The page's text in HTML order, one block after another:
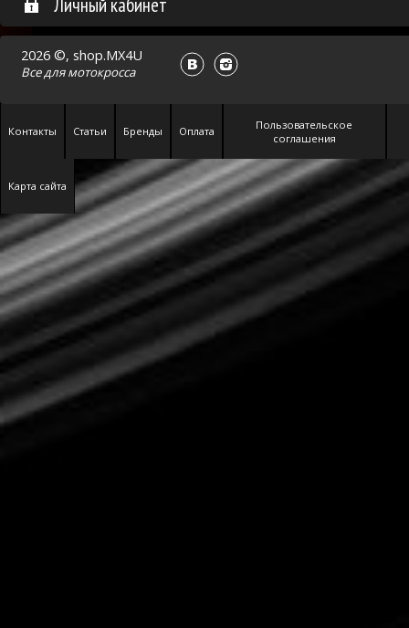
2026 ©, shop.MX4U
Все длямотокросса
Контакты Статьи Бренды Оплата
Пользовательское
соглашения
Карта сайта